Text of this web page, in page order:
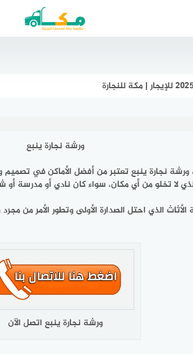
ورشة نجارة ينبع
نجارة ينبع تعتبر من أفضل الأماكن في تصميم
تخلو من أي مكان، سواء كان نادي أو مدرسة أو
الذي احتل الصدارة الأولى وتطور الأمر من
ورشة نجارة ينبع اتصل الآن